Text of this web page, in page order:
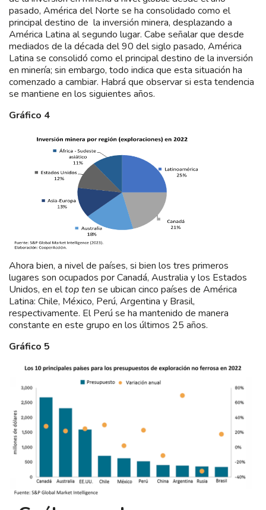
pasado, América del Norte se ha consolidado como el
principal destino de la inversión minera, desplazando a
América Latina al segundo lugar. Cabe señalar que desde
mediados de la década del 90 del siglo pasado, América
Latina se consolidó como el principal destino de la inversión
en minería; sin embargo, todo indica que esta situación ha
comenzado a cambiar. Habrá que observar si esta tendencia
se mantiene en los siguientes años.
Gráfico 4
Ahora bien, a nivel de países, si bien los tres primeros
lugares son ocupados por Canadá, Australia y los Estados
Unidos, en eltop ten se ubican cinco países de América
Latina: Chile, México, Perú, Argentina y Brasil,
respectivamente. El Perú se ha mantenido de manera
constante en este grupo en los últimos 25 años.
Gráfico 5